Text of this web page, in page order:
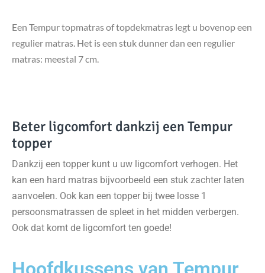
Een Tempur topmatras of topdekmatras legt u bovenop een
regulier matras. Het is een stuk dunner dan een regulier
matras: meestal 7 cm.
Beter ligcomfort dankzij een Tempur
topper
Dankzij een topper kunt u uw ligcomfort verhogen. Het
kan een hard matras bijvoorbeeld een stuk zachter laten
aanvoelen. Ook kan een topper bij twee losse 1
persoonsmatrassen de spleet in het midden verbergen.
Ook dat komt de ligcomfort ten goede!